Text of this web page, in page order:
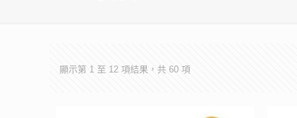
顯示第 1 至 12 項結果，共 60 項